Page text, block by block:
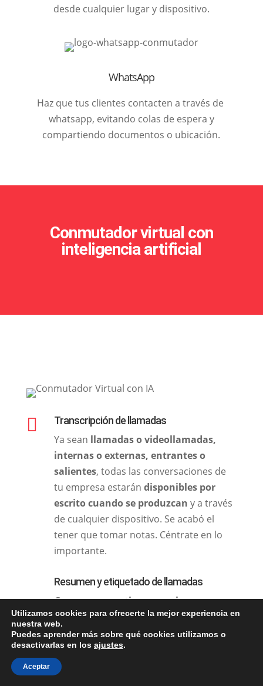
desde cualquier lugar y dispositivo.
WhatsApp
Haz que tus clientes contacten a través de
whatsapp, evitando colas de espera y
compartiendo documentos o ubicación.
Conmutador virtual con
inteligencia artificial
 Transcripción de llamadas
Ya sean llamadas o videollamadas,
internas o externas, entrantes o
salientes, todas las conversaciones de
tu empresa estarán disponibles por
escrito cuando se produzcan y a través
de cualquier dispositivo. Se acabó el
tener que tomar notas. Céntrate en lo
importante.
Resumen y etiquetado de llamadas
Generamos en tiempo real con
inteligencia artificialetiquetas y
resúmenes de llamadas,
videoconferencias y chats
obten lo esencial de cada llamada en
segundos para ser más eficiente.
Utilizamos cookies para ofrecerte la mejor experiencia en
nuestra web.
Puedes aprender más sobre qué cookies utilizamos o
desactivarlas en los ajustes.
Aceptar